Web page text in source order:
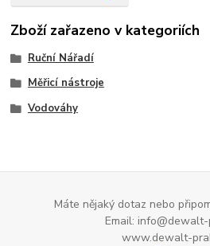
Zboží zařazeno v kategoriích
Ruční Nářadí
Měřicí nástroje
Vodováhy
Máte nějaký dotaz nebo
Email:
www.dewalt-